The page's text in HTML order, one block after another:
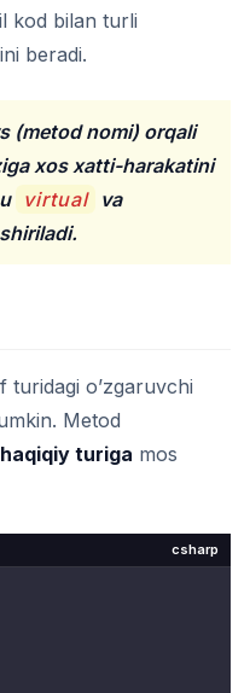
kod bilan turli
beradi.
(metod nomi) orqali
xos xatti-harakatini
virtual va
turidagi o’zgaruvchi
Metod
haqiqiy turiga mos
csharp